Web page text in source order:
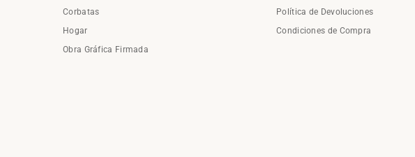
Corbatas
Hogar
Obra Gráfica Firmada
Política de Devoluciones
Condiciones de Compra